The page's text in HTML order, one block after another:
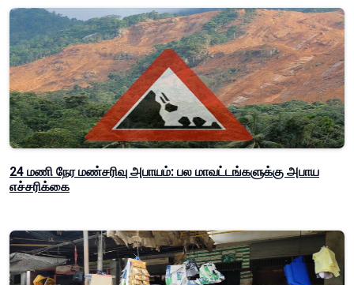
24 மணி நேர மண்சரிவு அபாயம்: பல மாவட்டங்களுக்கு அபாய
எச்சரிக்கை